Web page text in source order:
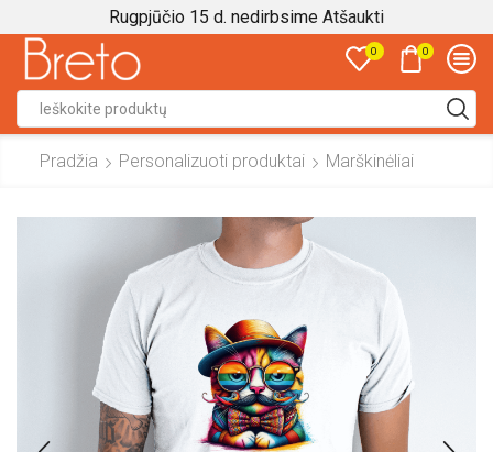
Rugpjūčio 15 d. nedirbsime Atšaukti
0 0
input
Pradžia Personalizuoti produktai Marškinėliai